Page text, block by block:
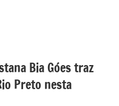
Bia Góes traz
Preto nesta